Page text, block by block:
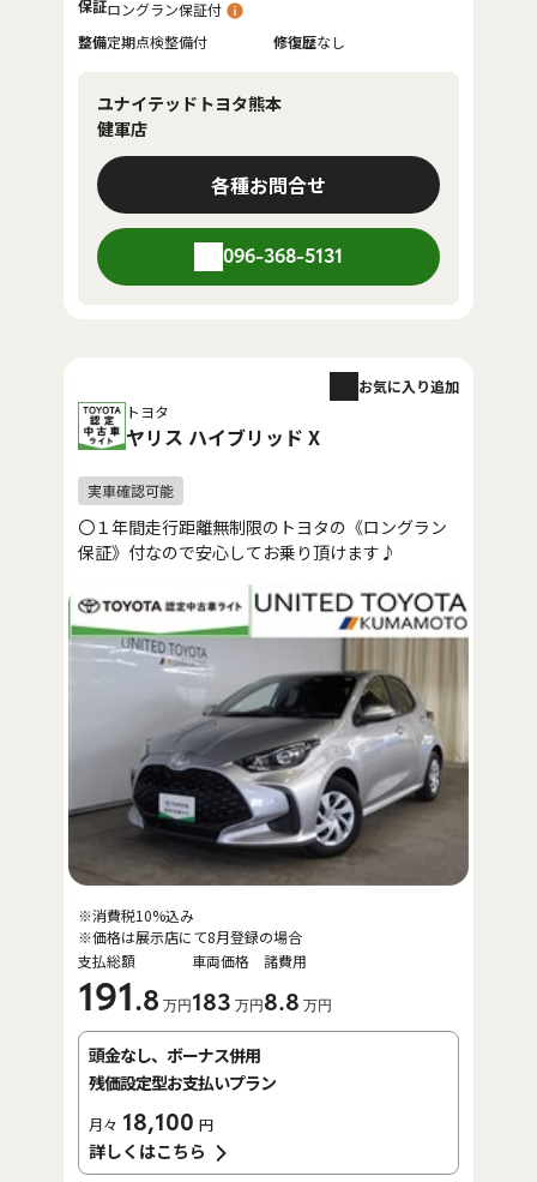
保証ロングラン保証付
整備定期点検整備付 修復歴なし
ユナイテッドトヨタ熊本
健軍店
各種お問合せ
096-368-5131
トヨタ
ヤリス ハイブリッド X
お気に入り追加
〇１年間走行距離無制限のトヨタの《ロングラン
保証》付なので安心してお乗り頂けます♪
支払総額
191.8 万円
車両価格
183 万円
諸費用
8.8 万円
※消費税10%込み
※価格は展示店にて8月登録の場合
頭金なし、ボーナス併用
残価設定型お支払いプラン
月々 18,100 円
詳しくはこちら